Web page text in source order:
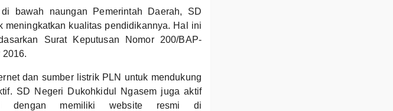
bawah naungan Pemerintah Daerah, SD
meningkatkan kualitas pendidikannya. Hal ini
Surat Keputusan Nomor 200/BAP-
2016.
dan sumber listrik PLN untuk mendukung
SD Negeri Dukohkidul Ngasem juga aktif
dengan memiliki website resmi di